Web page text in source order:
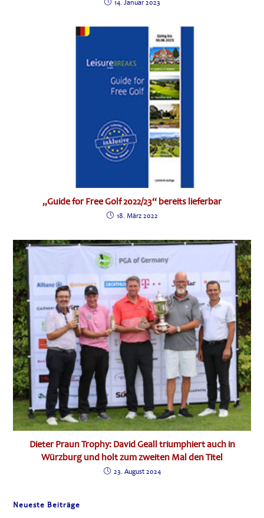
14. Januar 2023
„Guide for Free Golf 2022/23“ bereits lieferbar
18. März 2022
Dieter Praun Trophy: David Geall triumphiert auch in
Würzburg und holt zum zweiten Mal den Titel
23. August 2024
Neueste Beiträge